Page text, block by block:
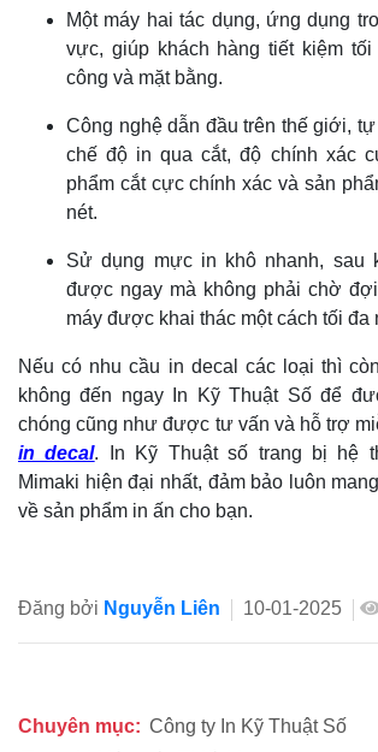
Một máy hai tác dụng, ứng dụng
vực, giúp khách hàng tiết kiệm
công và mặt bằng.
Công nghệ dẫn đầu trên thế giới,
chế độ in qua cắt, độ chính xác
phẩm cắt cực chính xác và sản
nét.
Sử dụng mực in khô nhanh, sau
được ngay mà không phải chờ
máy được khai thác một cách tối đa
Nếu có nhu cầu in decal các loại thì
không đến ngay In Kỹ Thuật Số để
chóng cũng như được tư vấn và hỗ trợ
in decal. In Kỹ Thuật số trang bị hệ
Mimaki hiện đại nhất, đảm bảo luôn
về sản phẩm in ấn cho bạn.
Đăng bởi Nguyễn Liên 10-01-2025
Chuyên mục: Công ty In Kỹ Thuật Số